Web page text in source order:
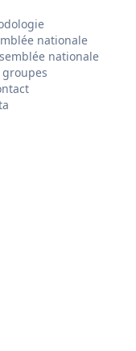
nationale
nationale
groupes